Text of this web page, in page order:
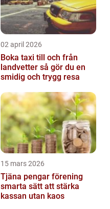
02 april 2026
Boka taxi till och från
landvetter så gör du en
smidig och trygg resa
15 mars 2026
Tjäna pengar förening
smarta sätt att stärka
kassan utan kaos